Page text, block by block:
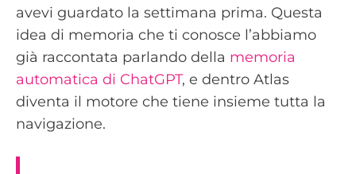
avevi guardato la settimana prima. Questa
idea di memoria che ti conosce l’abbiamo
già raccontata parlando della memoria
automatica di ChatGPT, e dentro Atlas
diventa il motore che tiene insieme tutta la
navigazione.